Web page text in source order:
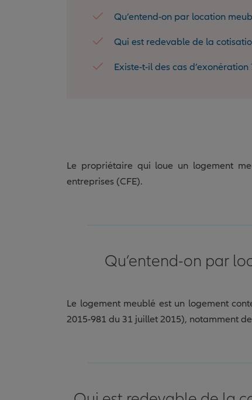
Qu’entend-on par location
Qui est redevable de la
Existe-t-il des cas d’exonération
Le propriétaire qui loue un logement
entreprises (CFE).
Qu’entend-on par
Le logement meublé est un logement
2015-981 du 31 juillet 2015), notamment